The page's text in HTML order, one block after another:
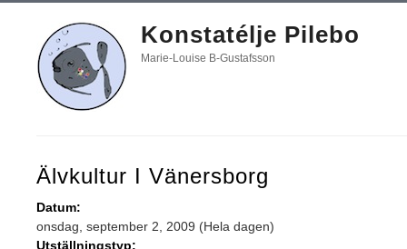
Konstatélje Pilebo
Marie-Louise B-Gustafsson
Älvkultur I Vänersborg
Datum:
onsdag, september 2, 2009 (Hela dagen)
Utställningstyp: